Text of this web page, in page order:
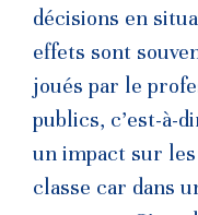
décisions en
effets sont
joués par le
publics, c’est-à-
un impact sur
classe car dans